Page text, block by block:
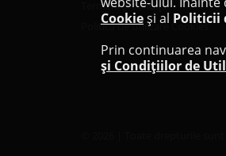
Termeni și condiții
Politica de utilizare Cookies
Cookieși al Politicii
Prin continuarea
și Condițiilor de